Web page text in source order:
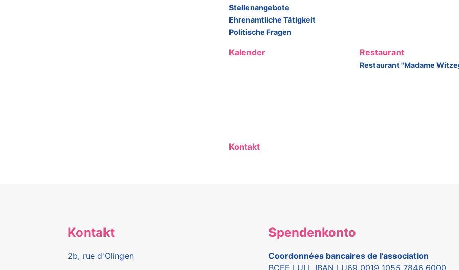
Stellenangebote
Ehrenamtliche Tätigkeit
Politische Fragen
Kalender Restaurant
Restaurant "Madame
Kontakt
Kontakt
2b, rue d'Olingen
Spendenkonto
Coordonnées bancaires de l’association
BCEE LULL IBAN LU69 0019 1055 7846 6000